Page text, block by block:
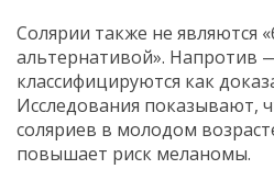
Солярии также не являются
альтернативой». Напротив
классифицируются как
Исследования показывают,
соляриев в молодом
повышает риск меланомы.